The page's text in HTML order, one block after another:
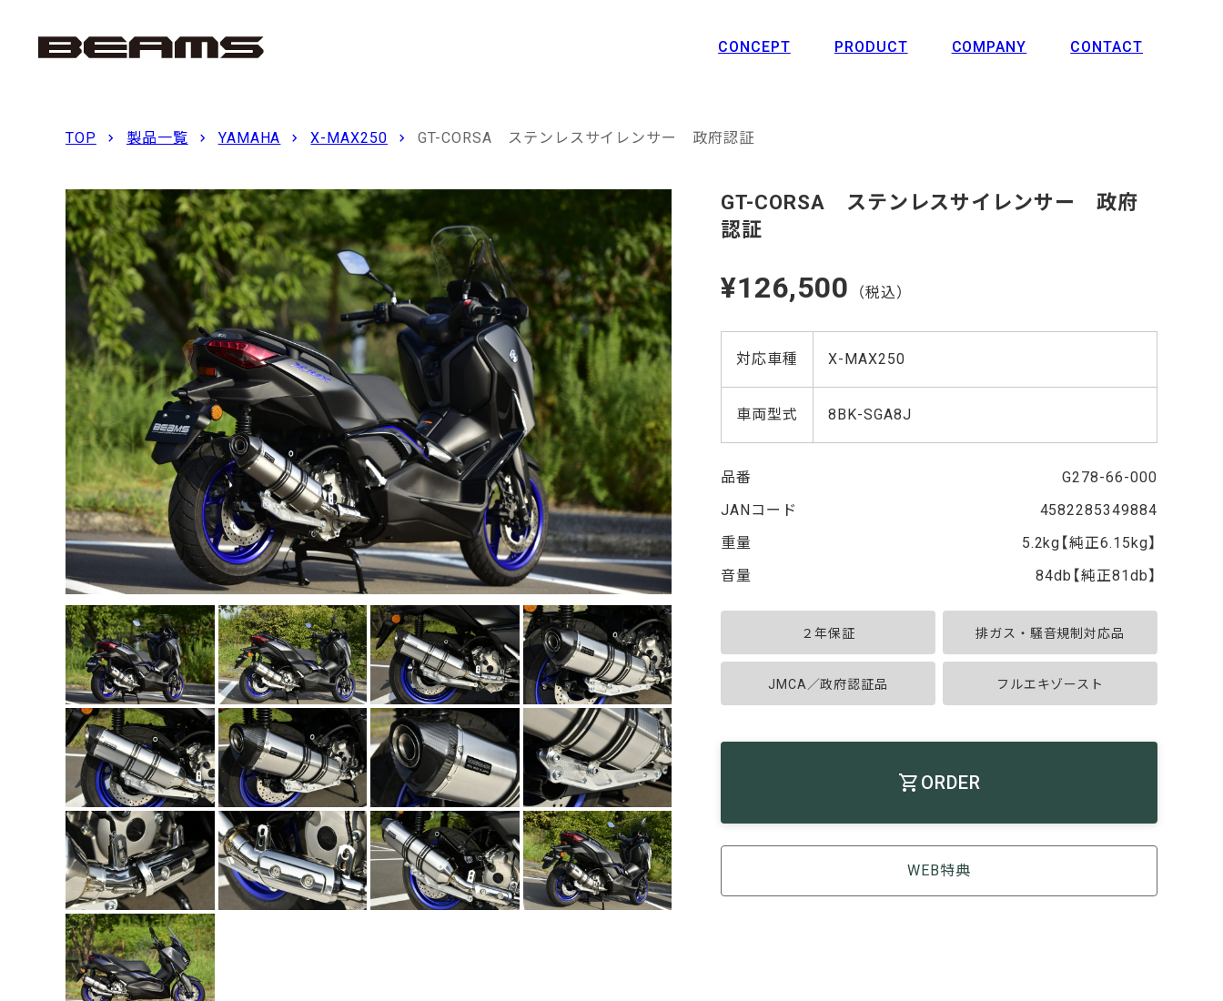
CONCEPT PRODUCT COMPANY CONTACT
TOP 製品一覧 YAMAHA X-MAX250 GT-CORSA ステンレスサイレンサー 政府認証
GT-CORSA ステンレスサイレンサー 政府
認証
¥126,500 （税込）
対応車種 X-MAX250
車両型式 8BK-SGA8J
品番
G278-66-000
JANコード
4582285349884
重量
5.2kg【純正6.15kg】
音量
84db【純正81db】
２年保証 排ガス・騒音規制対応品
JMCA／政府認証品 フルエキゾースト
ORDER
WEB特典